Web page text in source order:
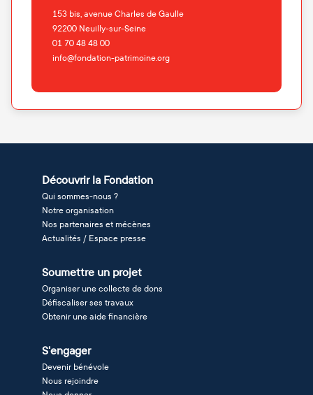
153 bis, avenue Charles de Gaulle
92200 Neuilly-sur-Seine
01 70 48 48 00
info@fondation-patrimoine.org
Découvrir la Fondation
Qui sommes-nous ?
Notre organisation
Nos partenaires et mécènes
Actualités / Espace presse
Soumettre un projet
Organiser une collecte de dons
Défiscaliser ses travaux
Obtenir une aide financière
S'engager
Devenir bénévole
Nous rejoindre